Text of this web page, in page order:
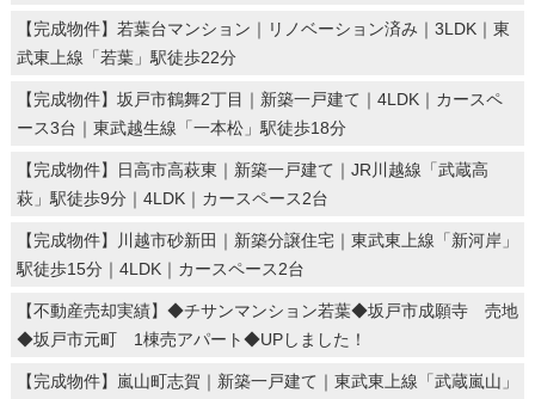
【完成物件】若葉台マンション｜リノベーション済み｜3LDK｜東
武東上線「若葉」駅徒歩22分
【完成物件】坂戸市鶴舞2丁目｜新築一戸建て｜4LDK｜カースペ
ース3台｜東武越生線「一本松」駅徒歩18分
【完成物件】日高市高萩東｜新築一戸建て｜JR川越線「武蔵高
萩」駅徒歩9分｜4LDK｜カースペース2台
【完成物件】川越市砂新田｜新築分譲住宅｜東武東上線「新河岸」
駅徒歩15分｜4LDK｜カースペース2台
【不動産売却実績】◆チサンマンション若葉◆坂戸市成願寺 売地
◆坂戸市元町 1棟売アパート◆UPしました！
【完成物件】嵐山町志賀｜新築一戸建て｜東武東上線「武蔵嵐山」